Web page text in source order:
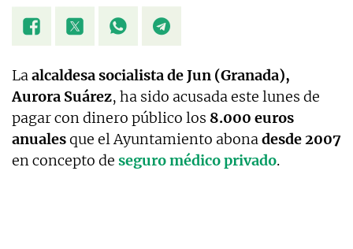
Laalcaldesa socialista de Jun (Granada),
Aurora Suárez, ha sido acusada este lunes de
pagar con dinero público los 8.000 euros
anualesque el Ayuntamiento abonadesde 2007
en concepto de seguro médico privado.